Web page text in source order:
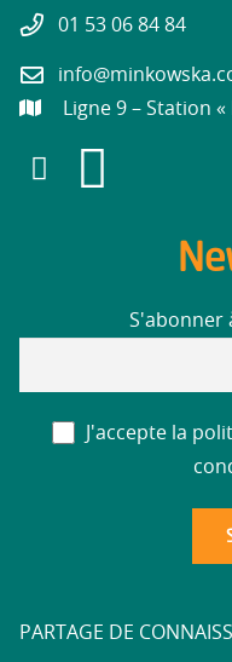
01 53 06 84 84
Ligne 9 – Station
S'abonner
J'accepte la
PARTAGE DE